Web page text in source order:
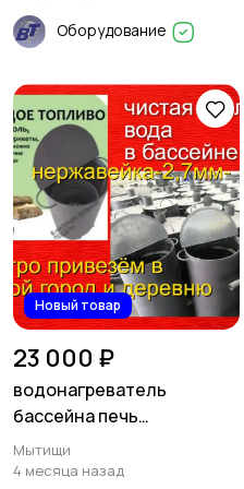
Оборудование
Новый товар
23 000 ₽
водонагреватель
бассейна печь
нержавейный
толстостенный змеевик
Мытищи
4 месяца назад